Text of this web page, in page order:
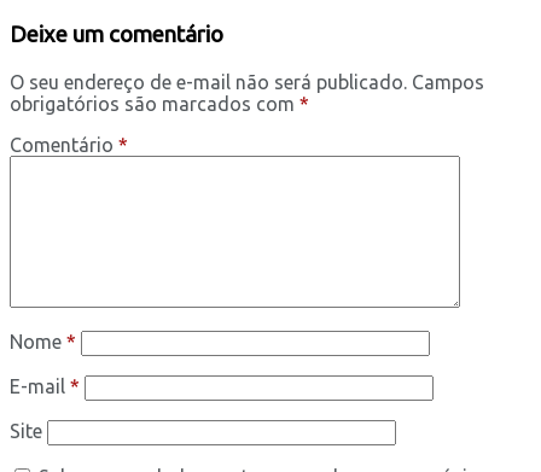
Deixe um comentário
O seu endereço de e-mail não será publicado. Campos
obrigatórios são marcados com *
Comentário *
Nome *
E-mail *
Site